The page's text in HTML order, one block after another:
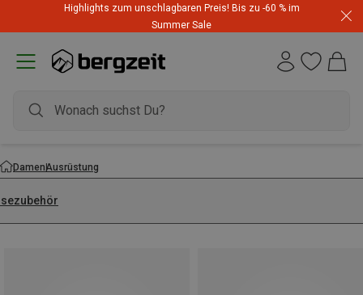
Highlights zum unschlagbaren Preis! Bis zu -60 % im
Summer Sale
DamenAusrüstung